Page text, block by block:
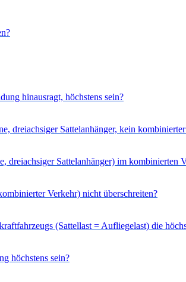
hinausragt, höchstens sein?
dreiachsiger Sattelanhänger, kein
dreiachsiger Sattelanhänger) im
Verkehr) nicht überschreiten?
(Sattellast = Aufliegelast) die
höchstens sein?